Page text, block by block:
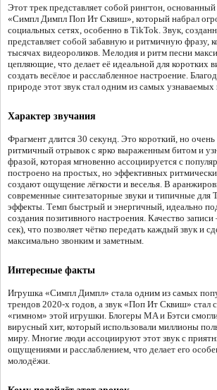
Этот трек представляет собой рингтон,
«Симпл Димпл Поп Ит Сквиш», который набрал
социальных сетях, особенно в TikTok. Звук,
представляет собой забавную и ритмичную фразу,
тысячах видеороликов. Мелодия и ритм песни
цепляющие, что делает её идеальной для коротких
создать весёлое и расслабленное настроение.
природе этот звук стал одним из самых узнаваемых
Характер звучания
Фрагмент длится 30 секунд. Это короткий, но
ритмичный отрывок с ярко выраженным битом и
фразой, которая мгновенно ассоциируется с
построено на простых, но эффективных
создают ощущение лёгкости и веселья. В
современные синтезаторные звуки и типичные для
эффекты. Темп быстрый и энергичный, идеально
создания позитивного настроения. Качество
сек), что позволяет чётко передать каждый звук и
максимально звонким и заметным.
Интересные факты
Игрушка «Симпл Димпл» стала одним из самых
трендов 2020-х годов, а звук «Поп Ит Сквиш» стал
«гимном» этой игрушки. Блогеры MA и Бэтси
вирусный хит, который использовали миллионы
миру. Многие люди ассоциируют этот звук с
ощущениями и расслаблением, что делает его
молодёжи.